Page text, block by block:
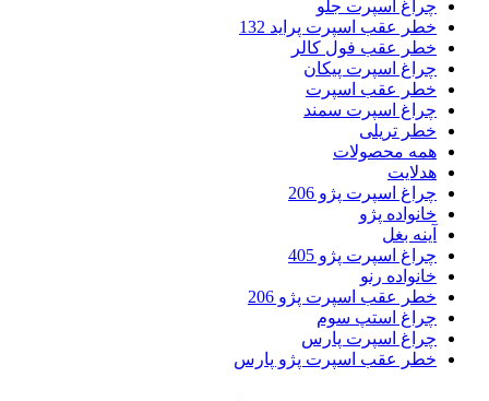
چراغ اسپرت جلو
خطر عقب اسپرت پراید 132
خطر عقب فول کالر
چراغ اسپرت پیکان
خطر عقب اسپرت
چراغ اسپرت سمند
خطر تریلی
همه محصولات
هدلایت
چراغ اسپرت پژو 206
خانواده پژو
آینه بغل
چراغ اسپرت پژو 405
خانواده رنو
خطر عقب اسپرت پژو 206
چراغ استپ سوم
چراغ اسپرت پارس
خطر عقب اسپرت پژو پارس